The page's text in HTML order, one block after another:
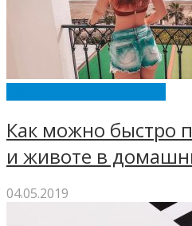
Как можно быстро
и животе в
04.05.2019